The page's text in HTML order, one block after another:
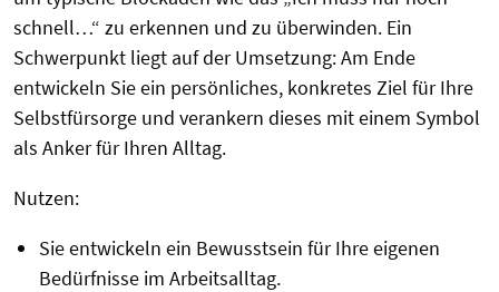
schnell…“ zu erkennen und zu überwinden. Ein
Schwerpunkt liegt auf der Umsetzung: Am Ende
entwickeln Sie ein persönliches, konkretes Ziel für Ihre
Selbstfürsorge und verankern dieses mit einem Symbol
als Anker für Ihren Alltag.
Nutzen:
Sie entwickeln ein Bewusstsein für Ihre eigenen
Bedürfnisse im Arbeitsalltag.